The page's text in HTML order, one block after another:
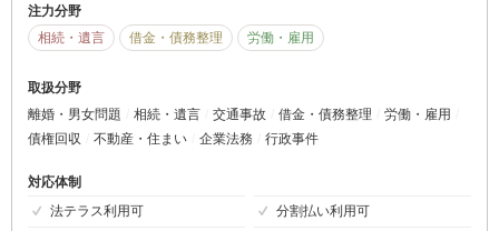
注力分野
相続・遺言
借金・債務整理 労働・雇用
取扱分野
離婚・男女問題
相続・遺言 交通事故 借金・債務整理
労働・雇用
債権回収
不動産・住まい 企業法務 行政事件
対応体制
法テラス利用可
分割払い利用可